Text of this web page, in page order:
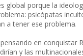
global porque la
psicópatas
a tener ese problema.
en conquistar
y las